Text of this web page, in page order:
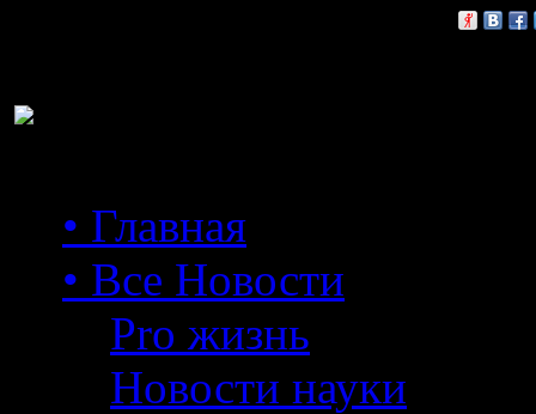
• Главная
• Все Новости
Pro жизнь
Новости науки